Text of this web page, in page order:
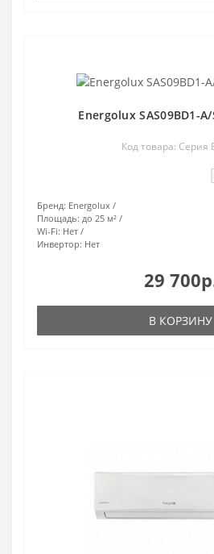
Energolux SAS09BD1-A/
Код товара: Серия
Бренд: Energolux
Площадь: до 25 м²
Wi-Fi: Нет
Инвертор: Нет
29
В КОРЗИНУ